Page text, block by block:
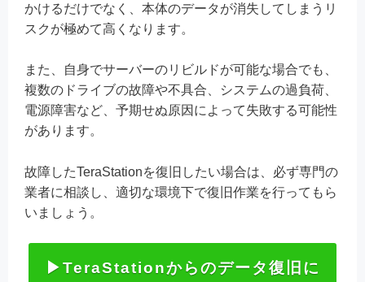
かけるだけでなく、本体のデータが消失してしまうリ
スクが極めて高くなります。
また、自身でサーバーのリビルドが可能な場合でも、
複数のドライブの故障や不具合、システムの過負荷、
電源障害など、予期せぬ原因によって失敗する可能性
があります。
故障したTeraStationを復旧したい場合は、必ず専門の
業者に相談し、適切な環境下で復旧作業を行ってもら
いましょう。
▶TeraStationからのデータ復旧に